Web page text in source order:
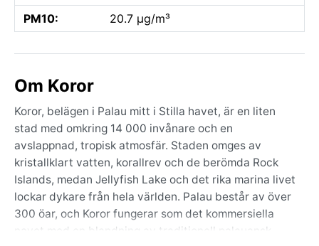
PM10:
20.7 µg/m³
Om Koror
Koror, belägen i Palau mitt i Stilla havet, är en liten
stad med omkring 14 000 invånare och en
avslappnad, tropisk atmosfär. Staden omges av
kristallklart vatten, korallrev och de berömda Rock
Islands, medan Jellyfish Lake och det rika marina livet
lockar dykare från hela världen. Palau består av över
300 öar, och Koror fungerar som det kommersiella
navet med en blandning av traditionell palauansk